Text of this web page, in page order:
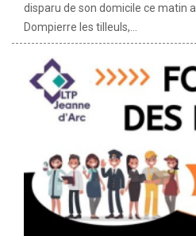
disparu de son domicile ce matin
Dompierre les tilleuls,...